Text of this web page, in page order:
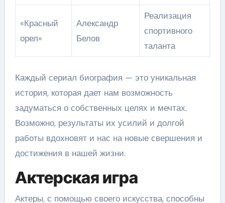
«Красный
орел»
Александр
Белов
Реализация
спортивного
таланта
Каждый сериал биография — это уникальная
история, которая дает нам возможность
задуматься о собственных целях и мечтах.
Возможно, результаты их усилий и долгой
работы вдохновят и нас на новые свершения и
достижения в нашей жизни.
Актерская игра
Актеры, с помощью своего искусства, способны